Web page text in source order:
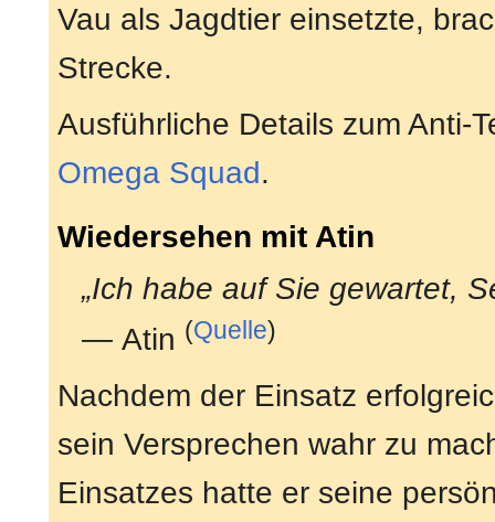
Vau als Jagdtier einsetzte,
Strecke.
Ausführliche Details zum Anti-
Omega Squad.
Wiedersehen mit Atin
„Ich habe auf Sie gewartet,
— Atin (Quelle)
Nachdem der Einsatz
sein Versprechen wahr zu
Einsatzes hatte er seine